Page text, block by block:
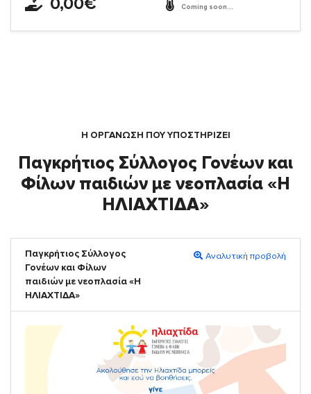
Coming soon...
Η ΟΡΓΆΝΩΣΗ ΠΟΥ ΥΠΟΣΤΗΡΙΖΕΙ
Παγκρήτιος Σύλλογος Γονέων και
Φίλων παιδιών με νεοπλασία «Η
ΗΛΙΑΧΤΙΔΑ»
Παγκρήτιος Σύλλογος
Γονέων και Φίλων
παιδιών με νεοπλασία «Η
ΗΛΙΑΧΤΙΔΑ»
Αναλυτική προβολή